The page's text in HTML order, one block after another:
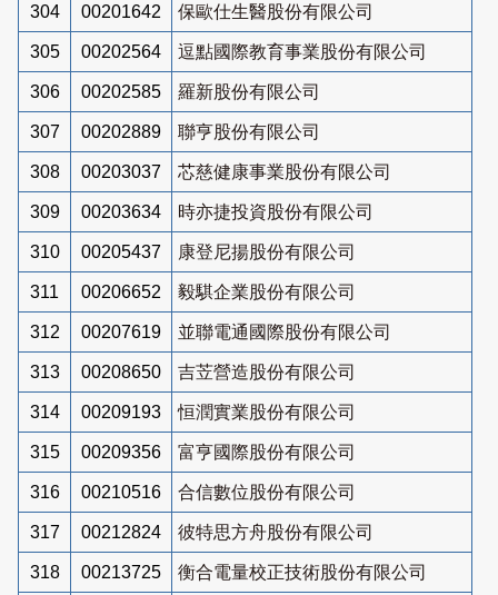
304 00201642 保歐仕生醫股份有限公司
305 00202564 逗點國際教育事業股份有限公司
306 00202585 羅新股份有限公司
307 00202889 聯亨股份有限公司
308 00203037 芯慈健康事業股份有限公司
309 00203634 時亦捷投資股份有限公司
310 00205437 康登尼揚股份有限公司
311 00206652 毅騏企業股份有限公司
312 00207619 並聯電通國際股份有限公司
313 00208650 吉苙營造股份有限公司
314 00209193 恒潤實業股份有限公司
315 00209356 富亨國際股份有限公司
316 00210516 合信數位股份有限公司
317 00212824 彼特思方舟股份有限公司
318 00213725 衡合電量校正技術股份有限公司